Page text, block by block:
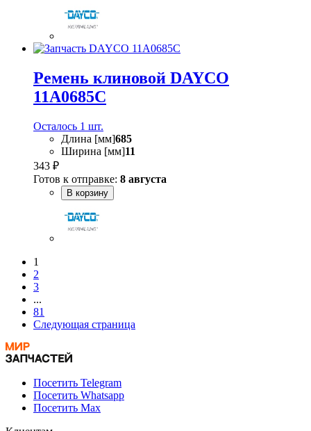
Ремень клиновой DAYCO
11A0685C
Осталось 1 шт.
Длина [мм]685
Ширина [мм]11
343 ₽
Готов к отправке: 8 августа
В корзину
1
2
3
...
81
Следующая страница
Посетить Telegram
Посетить Whatsapp
Посетить Max